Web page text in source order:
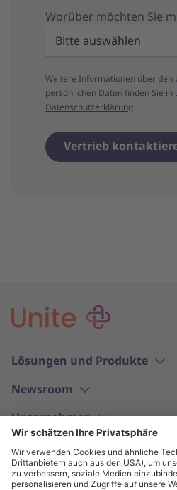
Worüber möchten Sie
Weitere Informationen über den
persönlichen Daten finden Sie in
Datenschutzerklärung.
Lösungen und Produkte
Newsroom
Unternehmen